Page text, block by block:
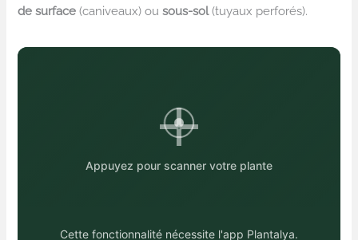
de surface (caniveaux) ousous-sol(tuyaux perforés).
Appuyez pour scanner votre plante
Cette fonctionnalité nécessite l'app Plantalya.